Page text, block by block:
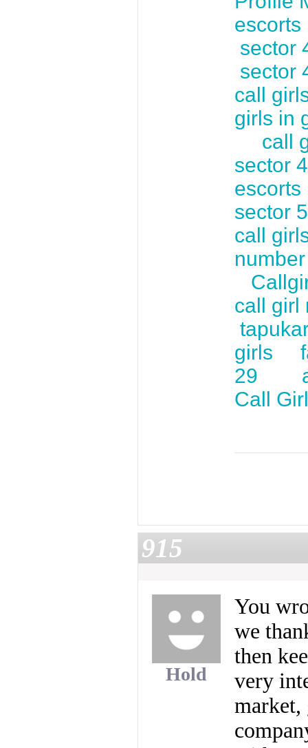
sector
sector
call
girls in
call
sector
sector
call
call girl
girls
29
Call
915
Hold
You
we
then
very
market,